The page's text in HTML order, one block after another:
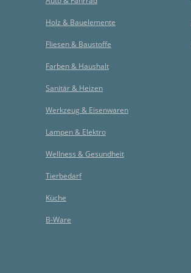
Holz & Bauelemente
Fliesen & Baustoffe
Farben & Haushalt
Sanitär & Heizen
Werkzeug & Eisenwaren
Lampen & Elektro
Wellness & Gesundheit
Tierbedarf
Küche
B-Ware